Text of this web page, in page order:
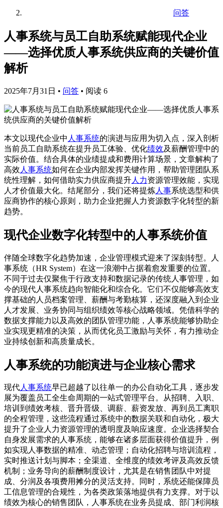
问答
人事系统与员工自助系统赋能现代企业
——选择优质人事系统供应商的关键价值
解析
2025年7月31日 • 问答 • 阅读 6
本文以现代企业中 人事系统的演进与应用为切入点，深入剖析
当前员工自助系统在提升员工体验、优化绩效及薪酬管理中的
实际价值。结合具体的业绩提成和费用计算场景，文章解构了
高效 人事系统如何在企业内部发挥关键作用，帮助管理团队系
统性理解，如何借助实力供应商提升人力资源管理效能，实现
人才价值最大化。结尾部分，我们还将提炼人事系统选型和供
应商协作的核心原则，助力企业把握人力资源数字化转型的新
趋势。
现代企业数字化转型中的人事系统价值
伴随全球数字化趋势加速，企业管理模式迎来了深刻转型。人
事系统（HR System）在这一浪潮中占据着愈发重要的位置。
不同于过去仅聚焦于行政支持和数据记录的传统人事管理，如
今的现代人事系统趋向智能化和综合化。它们不仅能够高效支
撑基础的人员档案管理、薪酬与考勤核算，还深度融入到企业
人才发展、业务协同与组织绩效等核心战略领域。凭借科学的
数据支撑能力以及高效的团队管理功能，人事系统能够协助企
业实现更精准的决策，从而优化员工激励与关怀，有力推动企
业持续创新和高质量成长。
人事系统的功能演进与企业核心需求
现代人事系统早已超越了以往单一的办公自动化工具，逐步发
展为覆盖员工全生命周期的一站式管理平台。从招聘、入职、
培训到绩效考核、晋升晋级、调薪、薪资发放、再到员工离职
的全程管理，这些流程通过系统中的数据关联和自动化，极大
提升了企业人力资源管理的透明度及响应速度。企业选择契合
自身发展需求的人事系统，能够在诸多层面获得价值提升，例
如实现人事数据的精准、动态管理；自动化招聘与培训流程，
实时推送计划与脚本；全渠道、全维度的绩效考评及高效反馈
机制；业务导向的薪酬制度设计，尤其是在销售团队中对提
成、分润及各项费用摊分的灵活支持。同时，系统还能保障员
工信息管理的合规性，为各类政策落地提供有力支撑。对于以
绩效为核心的销售团队，人事系统在业务员提成、部门利润核